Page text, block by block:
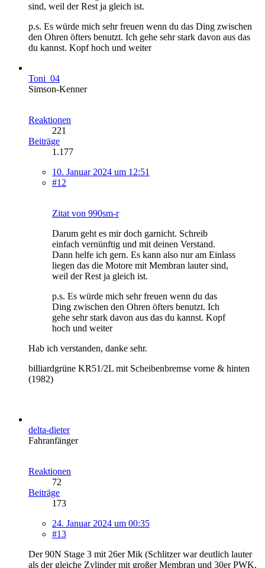
sind, weil der Rest ja gleich ist.
p.s. Es würde mich sehr freuen wenn du das Ding zwischen
den Ohren öfters benutzt. Ich gehe sehr stark davon aus das
du kannst. Kopf hoch und weiter
Toni_04
Simson-Kenner
Reaktionen
221
Beiträge
1.177
10. Januar 2024 um 12:51
#12
Zitat von 990sm-r
Darum geht es mir doch garnicht. Schreib
einfach vernünftig und mit deinen Verstand.
Dann helfe ich gern. Es kann also nur am Einlass
liegen das die Motore mit Membran lauter sind,
weil der Rest ja gleich ist.
p.s. Es würde mich sehr freuen wenn du das
Ding zwischen den Ohren öfters benutzt. Ich
gehe sehr stark davon aus das du kannst. Kopf
hoch und weiter
Hab ich verstanden, danke sehr.
billiardgrüne KR51/2L mit Scheibenbremse vorne & hinten
(1982)
delta-dieter
Fahranfänger
Reaktionen
72
Beiträge
173
24. Januar 2024 um 00:35
#13
Der 90N Stage 3 mit 26er Mik (Schlitzer war deutlich lauter
als der gleiche Zylinder mit großer Membran und 30er PWK.